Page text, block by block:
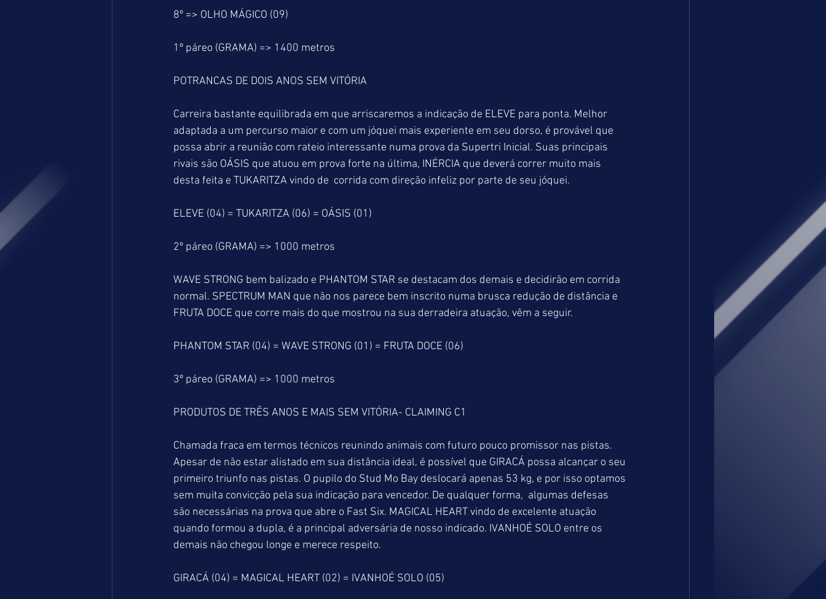
8º => OLHO MÁGICO (09)
1º páreo (GRAMA) => 1400 metros
POTRANCAS DE DOIS ANOS SEM VITÓRIA
Carreira bastante equilibrada em que arriscaremos a indicação de ELEVE para ponta. Melhor
adaptada a um percurso maior e com um jóquei mais experiente em seu dorso, é provável que
possa abrir a reunião com rateio interessante numa prova da Supertri Inicial. Suas principais
rivais são OÁSIS que atuou em prova forte na última, INÉRCIA que deverá correr muito mais
desta feita e TUKARITZA vindo de  corrida com direção infeliz por parte de seu jóquei.
ELEVE (04) = TUKARITZA (06) = OÁSIS (01)
2º páreo (GRAMA) => 1000 metros
WAVE STRONG bem balizado e PHANTOM STAR se destacam dos demais e decidirão em corrida
normal. SPECTRUM MAN que não nos parece bem inscrito numa brusca redução de distância e
FRUTA DOCE que corre mais do que mostrou na sua derradeira atuação, vêm a seguir.
PHANTOM STAR (04) = WAVE STRONG (01) = FRUTA DOCE (06)
3º páreo (GRAMA) => 1000 metros
PRODUTOS DE TRÊS ANOS E MAIS SEM VITÓRIA- CLAIMING C1
Chamada fraca em termos técnicos reunindo animais com futuro pouco promissor nas pistas.
Apesar de não estar alistado em sua distância ideal, é possível que GIRACÁ possa alcançar o seu
primeiro triunfo nas pistas. O pupilo do Stud Mo Bay deslocará apenas 53 kg, e por isso optamos
sem muita convicção pela sua indicação para vencedor. De qualquer forma,  algumas defesas
são necessárias na prova que abre o Fast Six. MAGICAL HEART vindo de excelente atuação
quando formou a dupla, é a principal adversária de nosso indicado. IVANHOÉ SOLO entre os
demais não chegou longe e merece respeito.
GIRACÁ (04) = MAGICAL HEART (02) = IVANHOÉ SOLO (05)